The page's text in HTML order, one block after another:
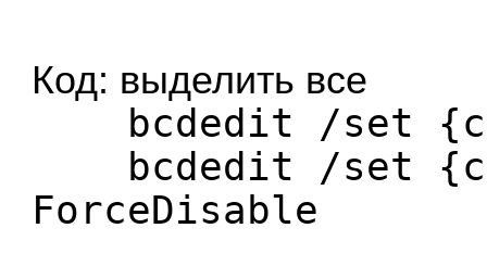
Код: выделить все
bcdedit /set
bcdedit /set
ForceDisable